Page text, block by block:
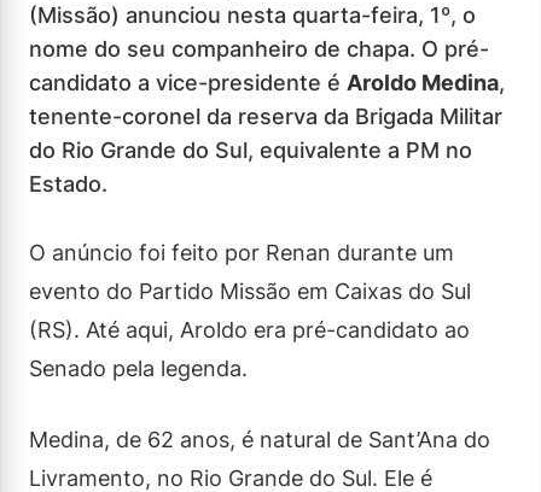
(Missão) anunciou nesta quarta-feira, 1º, o
nome do seu companheiro de chapa. O pré-
candidato a vice-presidente é Aroldo Medina,
tenente-coronel da reserva da Brigada Militar
do Rio Grande do Sul, equivalente a PM no
Estado.
O anúncio foi feito por Renan durante um
evento do Partido Missão em Caixas do Sul
(RS). Até aqui, Aroldo era pré-candidato ao
Senado pela legenda.
Medina, de 62 anos, é natural de Sant’Ana do
Livramento, no Rio Grande do Sul. Ele é